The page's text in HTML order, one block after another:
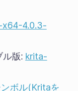
x64-4.0.3-
版: krita-
ボル(Kritaを